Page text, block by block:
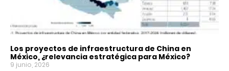
Los proyectos de infraestructura de China en
México, ¿relevancia estratégica para México?
9 junio, 2026